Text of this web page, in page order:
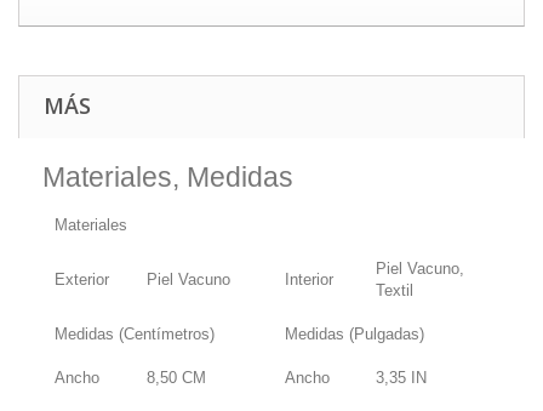
MÁS
Materiales, Medidas
Materiales
Exterior Piel Vacuno Interior
Piel Vacuno,
Textil
Medidas (Centímetros) Medidas (Pulgadas)
Ancho 8,50 CM Ancho 3,35 IN